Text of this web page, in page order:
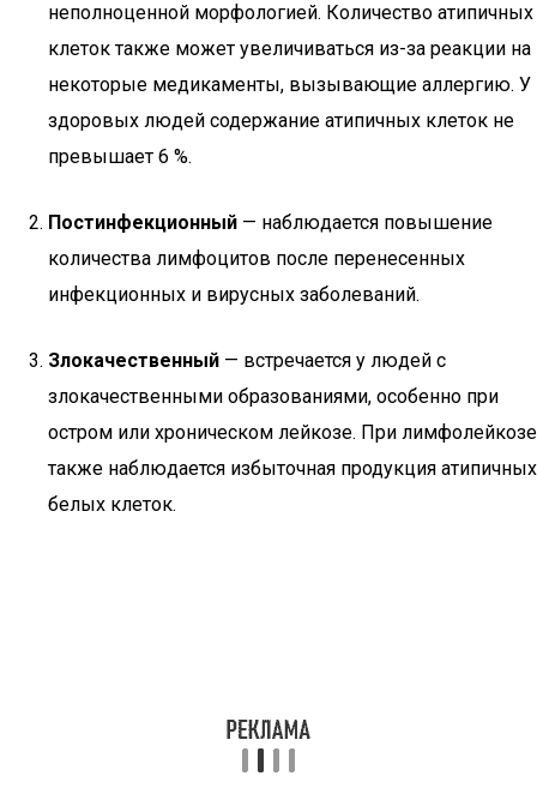
неполноценной морфологией. Количество атипичных
клеток также может увеличиваться из-за реакции на
некоторые медикаменты, вызывающие аллергию. У
здоровых людей содержание атипичных клеток не
превышает 6 %.
Постинфекционный — наблюдается повышение
количества лимфоцитов после перенесенных
инфекционных и вирусных заболеваний.
Злокачественный — встречается у людей с
злокачественными образованиями, особенно при
остром или хроническом лейкозе. При лимфолейкозе
также наблюдается избыточная продукция атипичных
белых клеток.